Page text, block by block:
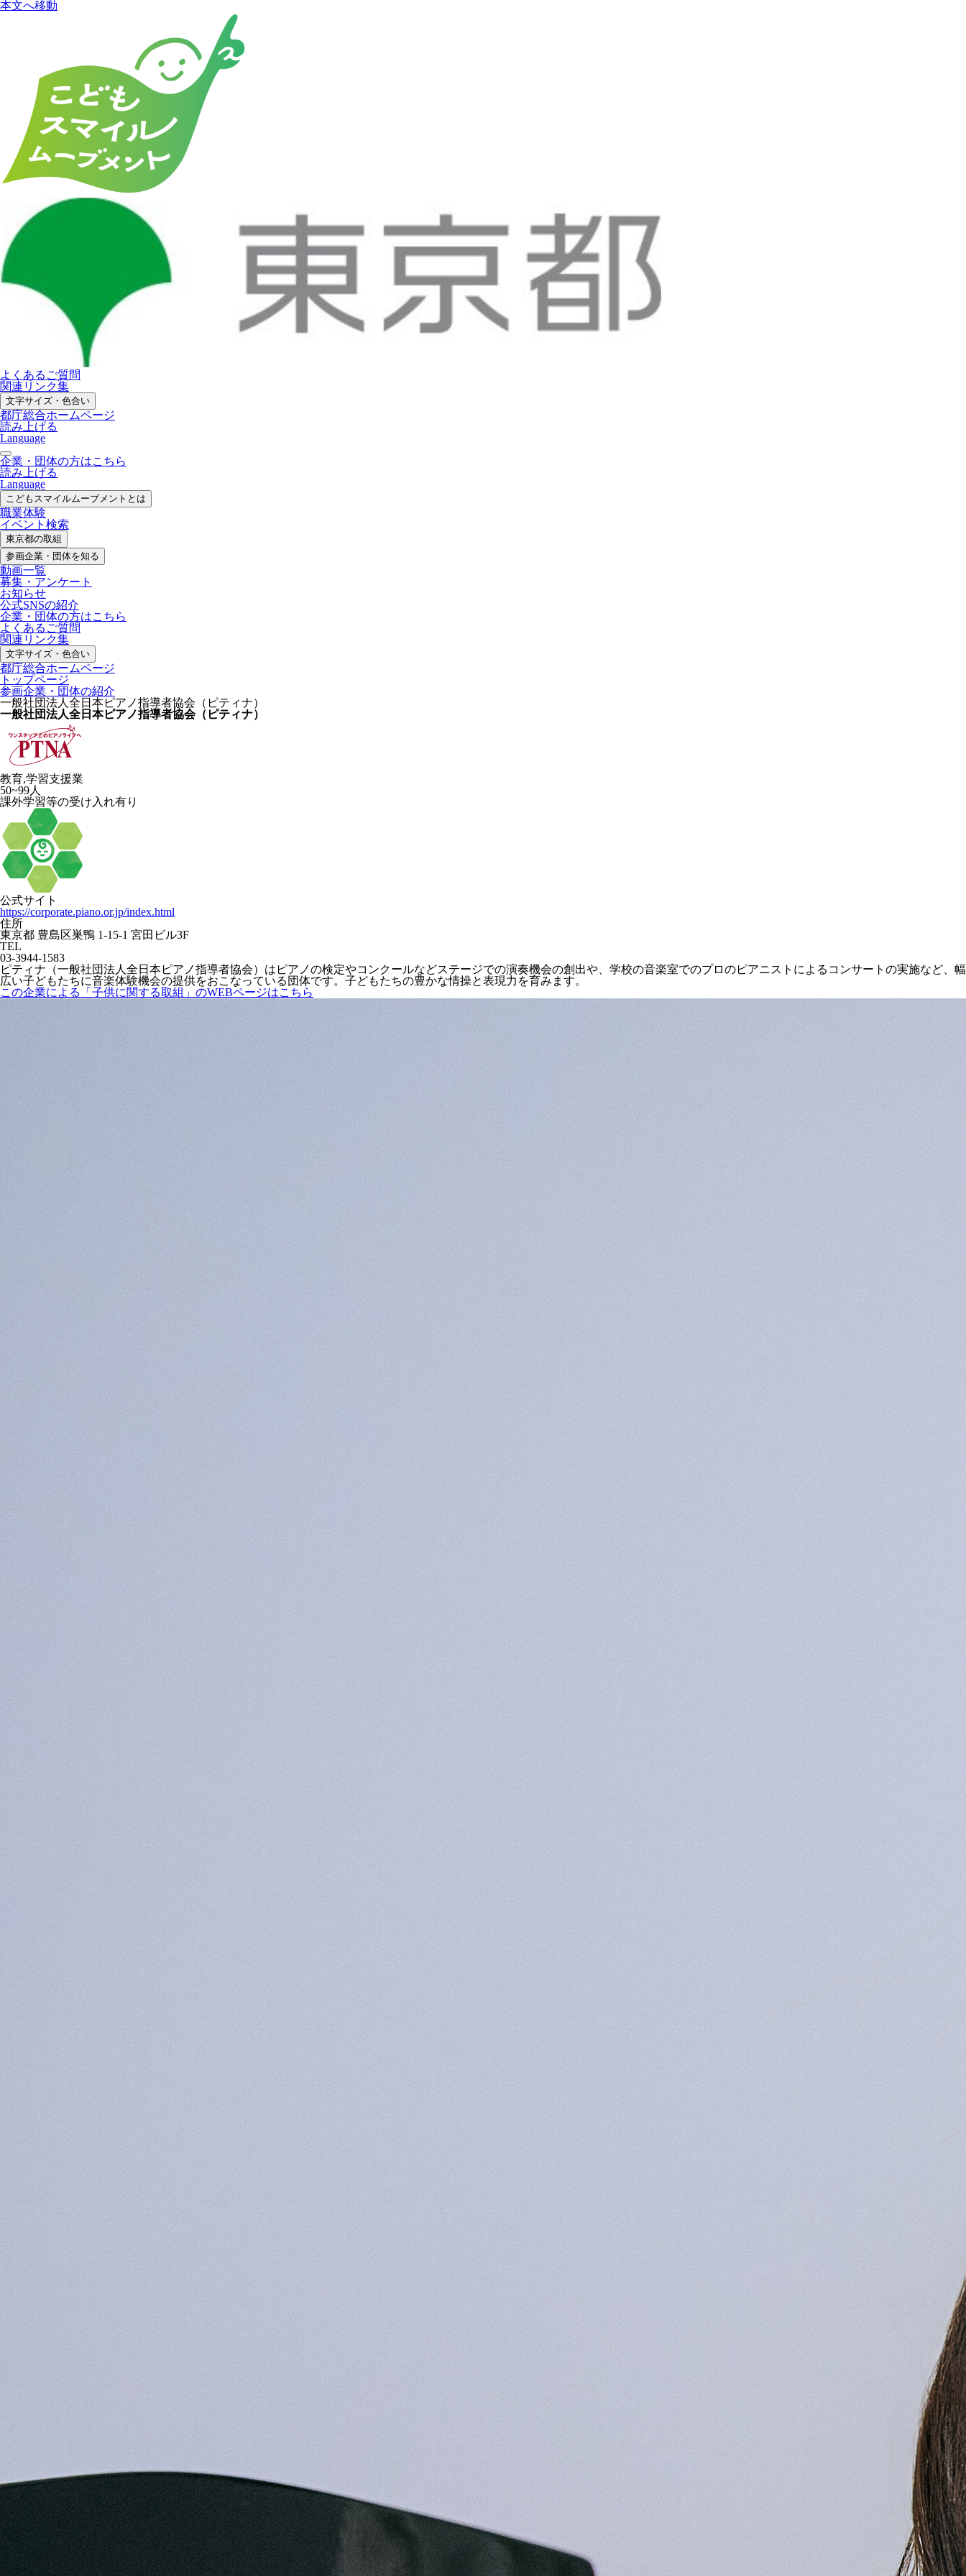
本文へ移動
よくあるご質問
関連リンク集
文字サイズ・色合い
都庁総合ホームページ
読み上げる
Language
企業・団体の方はこちら
読み上げる
Language
こどもスマイルムーブメントとは
職業体験
イベント検索
東京都の取組
参画企業・ 団体を知る
動画一覧
募集・ アンケート
お知らせ
公式SNSの紹介
企業・団体の方はこちら
よくあるご質問
関連リンク集
文字サイズ・色合い
都庁総合ホームページ
トップページ
参画企業・団体の紹介
一般社団法人全日本ピアノ指導者協会（ピティナ）
一般社団法人全日本ピアノ指導者協会（ピティナ）
教育,学習支援業
50~99人
課外学習等の受け入れ有り
公式サイト
https://corporate.piano.or.jp/index.html
住所
東京都 豊島区巣鴨 1-15-1 宮田ビル3F
TEL
03-3944-1583
ピティナ（一般社団法人全日本ピアノ指導者協会）はピアノの検定やコンクールなどステージでの演奏機会の創出や、学校の音楽室でのプロのピアニストによるコンサートの実施など、幅
広い子どもたちに音楽体験機会の提供をおこなっている団体です。子どもたちの豊かな情操と表現力を育みます。
この企業による「子供に関する取組」のWEBページはこちら